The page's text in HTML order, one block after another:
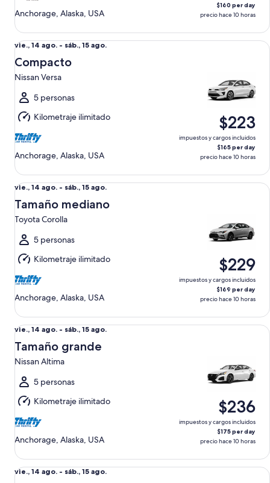
Anchorage, Alaska, USA
$160 per day
precio hace 10 horas
Del
vie.,
14
ago.
al
sáb.,
15
ago.
vie., 14 ago. - sáb., 15 ago.
Compacto
Nissan Versa
5 personas
Kilometraje ilimitado
Anchorage, Alaska, USA
$223
impuestos y cargos incluidos
$165 per day
precio hace 10 horas
Compacto Nissan Versa
Del
vie.,
14
ago.
al
sáb.,
15
ago.
vie., 14 ago. - sáb., 15 ago.
Tamaño mediano
Toyota Corolla
5 personas
Kilometraje ilimitado
Anchorage, Alaska, USA
$229
impuestos y cargos incluidos
$169 per day
precio hace 10 horas
Tamaño mediano Toyota Corolla
Del
vie.,
14
ago.
al
sáb.,
15
ago.
vie., 14 ago. - sáb., 15 ago.
Tamaño grande
Nissan Altima
5 personas
Kilometraje ilimitado
Anchorage, Alaska, USA
$236
impuestos y cargos incluidos
$175 per day
precio hace 10 horas
Tamaño grande Nissan Altima
Del
vie., 14 ago. - sáb., 15 ago.
Estándar Chevrolet Cruze